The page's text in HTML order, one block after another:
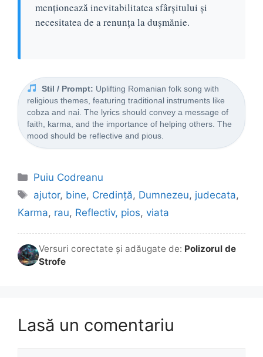
menționează inevitabilitatea sfârșitului și
necesitatea de a renunța la dușmănie.
Stil / Prompt: Uplifting Romanian folk song with
religious themes, featuring traditional instruments like
cobza and nai. The lyrics should convey a message of
faith, karma, and the importance of helping others. The
mood should be reflective and pious.
Categorii
Puiu Codreanu
Etichete
ajutor, bine, Credință, Dumnezeu, judecata,
Karma, rau, Reflectiv, pios, viata
Versuri corectate și adăugate de: Polizorul de
Strofe
Lasă un comentariu